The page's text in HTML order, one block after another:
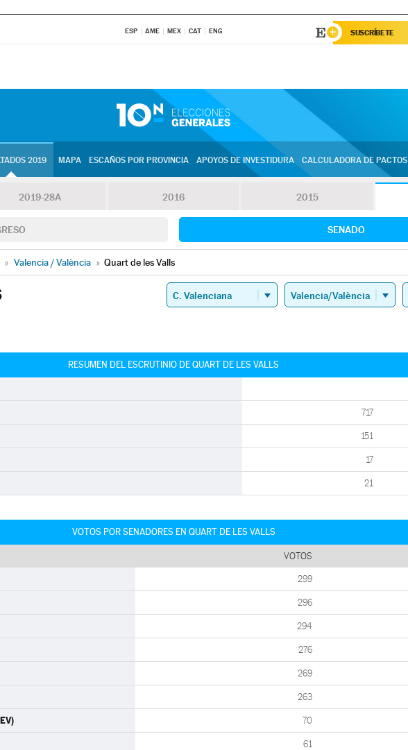
ESP AME MEX CAT ENG SUSCRÍBETE
2019 MAPA ESCAÑOS POR PROVINCIA APOYOS DE INVESTIDURA CALCULADORA DE PACTOS
2019-28A 2016 2015
SENADO
» Valencia / València » Quart de les Valls
RESUMEN DEL ESCRUTINIO DE QUART DE LES VALLS
717
151
17
21
VOTOS POR SENADORES EN QUART DE LES VALLS
VOTOS
299
296
294
276
269
263
70
61